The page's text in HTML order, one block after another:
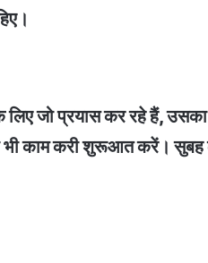
लिए जो प्रयास कर रहे हैं,
भी काम करी शुरूआत करें।